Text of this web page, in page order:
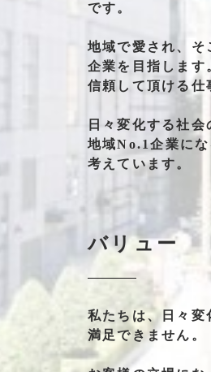
です。
地域で愛され、 そ
企業を 目指します
信頼して頂ける 仕
日々変化する社会
地域No.1企業に
考えて います。
バリュー
私たちは、 日々変
満足できません。